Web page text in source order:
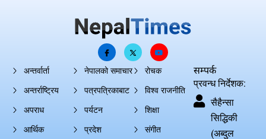
अन्तर्वार्ता
अन्तर्राष्ट्रिय
अपराध
आर्थिक
नेपालको समाचार
पत्रपत्रिकाबाट
पर्यटन
प्रदेश
रोचक
विश्व राजनीति
शिक्षा
संगीत
सम्पर्क
प्रवन्ध निर्देशक:
सैहैन्सा
सिद्धिकी
(अब्दुल